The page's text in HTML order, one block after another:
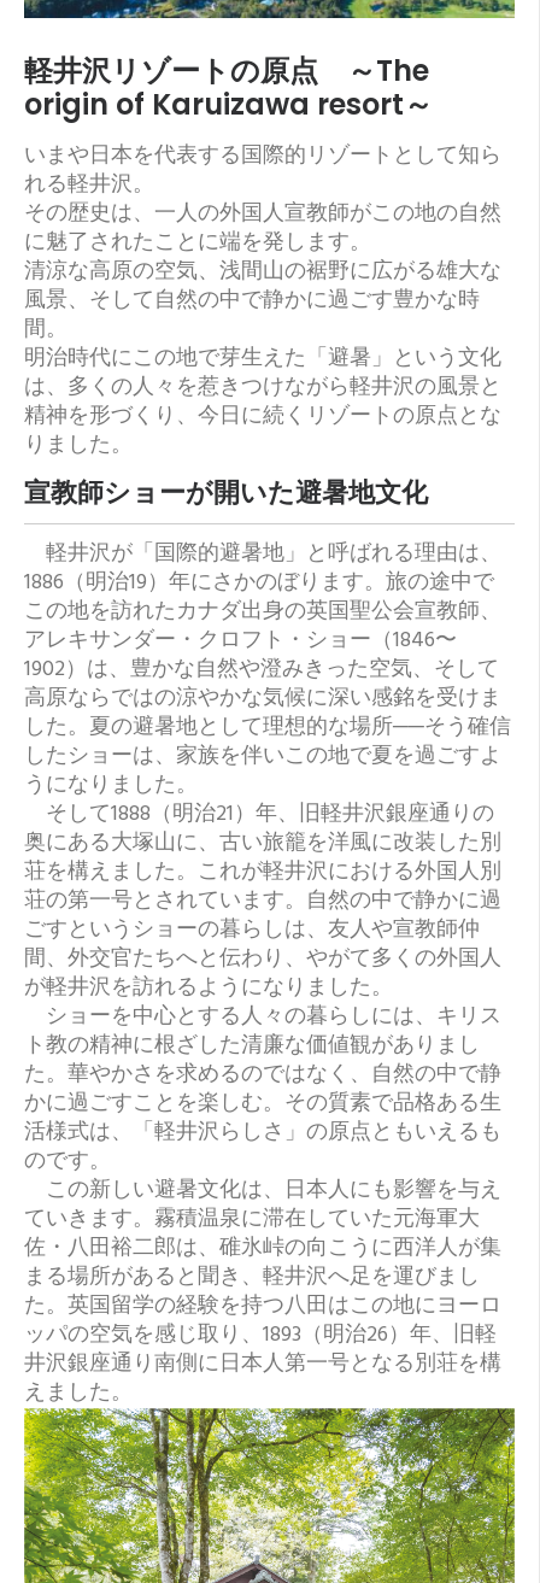
軽井沢リゾートの原点 ～The
origin of Karuizawa resort～
いまや日本を代表する国際的リゾートとして知ら
れる軽井沢。
その歴史は、一人の外国人宣教師がこの地の自然
に魅了されたことに端を発します。
清涼な高原の空気、浅間山の裾野に広がる雄大な
風景、そして自然の中で静かに過ごす豊かな時
間。
明治時代にこの地で芽生えた「避暑」という文化
は、多くの人々を惹きつけながら軽井沢の風景と
精神を形づくり、今日に続くリゾートの原点とな
りました。
宣教師ショーが開いた避暑地文化
軽井沢が「国際的避暑地」と呼ばれる理由は、
1886（明治19）年にさかのぼります。旅の途中で
この地を訪れたカナダ出身の英国聖公会宣教師、
アレキサンダー・クロフト・ショー（1846〜
1902）は、豊かな自然や澄みきった空気、そして
高原ならではの涼やかな気候に深い感銘を受けま
した。夏の避暑地として理想的な場所──そう確信
したショーは、家族を伴いこの地で夏を過ごすよ
うになりました。
そして1888（明治21）年、旧軽井沢銀座通りの
奥にある大塚山に、古い旅籠を洋風に改装した別
荘を構えました。これが軽井沢における外国人別
荘の第一号とされています。自然の中で静かに過
ごすというショーの暮らしは、友人や宣教師仲
間、外交官たちへと伝わり、やがて多くの外国人
が軽井沢を訪れるようになりました。
ショーを中心とする人々の暮らしには、キリス
ト教の精神に根ざした清廉な価値観がありまし
た。華やかさを求めるのではなく、自然の中で静
かに過ごすことを楽しむ。その質素で品格ある生
活様式は、「軽井沢らしさ」の原点ともいえるも
のです。
この新しい避暑文化は、日本人にも影響を与え
ていきます。霧積温泉に滞在していた元海軍大
佐・八田裕二郎は、碓氷峠の向こうに西洋人が集
まる場所があると聞き、軽井沢へ足を運びまし
た。英国留学の経験を持つ八田はこの地にヨーロ
ッパの空気を感じ取り、1893（明治26）年、旧軽
井沢銀座通り南側に日本人第一号となる別荘を構
えました。